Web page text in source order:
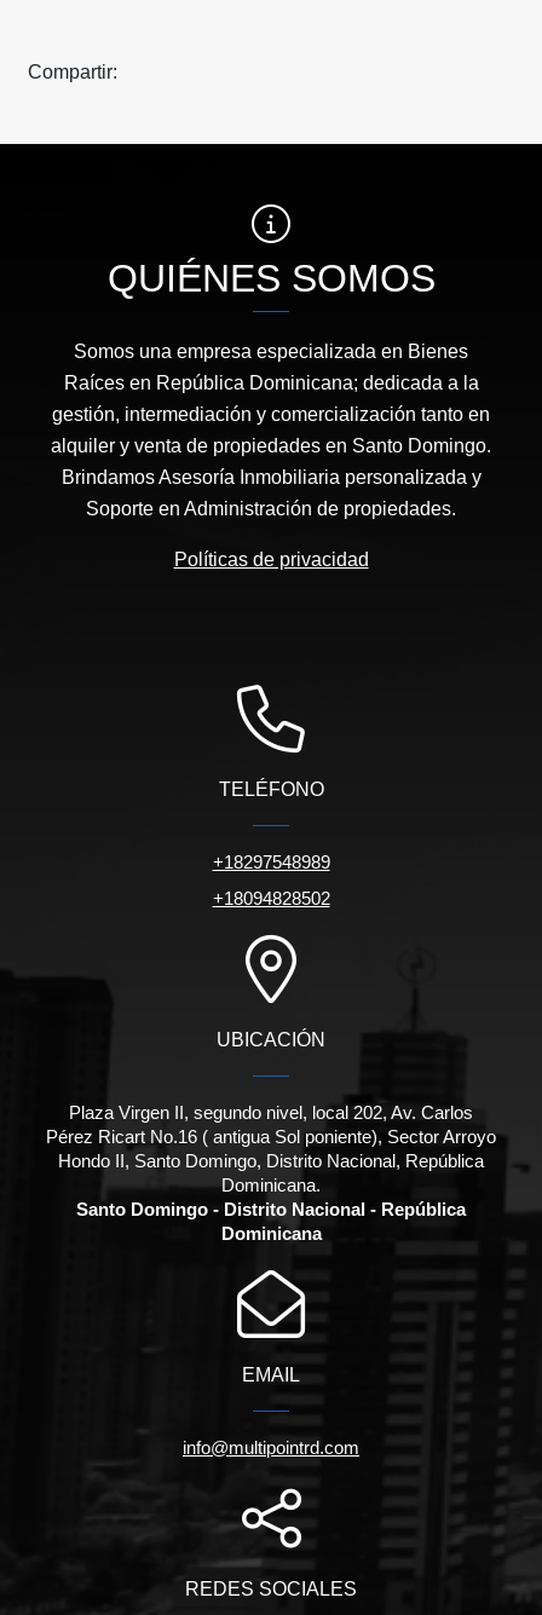
Compartir:
QUIÉNES SOMOS
Somos una empresa especializada en Bienes
Raíces en República Dominicana; dedicada a la
gestión, intermediación y comercialización tanto en
alquiler y venta de propiedades en Santo Domingo.
Brindamos Asesoría Inmobiliaria personalizada y
Soporte en Administración de propiedades.
Políticas de privacidad
TELÉFONO
+18297548989
+18094828502
UBICACIÓN
Plaza Virgen II, segundo nivel, local 202, Av. Carlos
Pérez Ricart No.16 ( antigua Sol poniente), Sector Arroyo
Hondo II, Santo Domingo, Distrito Nacional, República
Dominicana.
Santo Domingo - Distrito Nacional - República
Dominicana
EMAIL
info@multipointrd.com
REDES SOCIALES